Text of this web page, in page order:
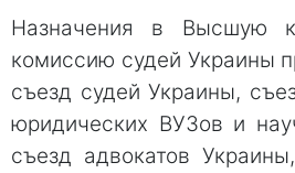
Назначения в Высшую
комиссию судей Украины
съезд судей Украины,
юридических ВУЗов и
съезд адвокатов